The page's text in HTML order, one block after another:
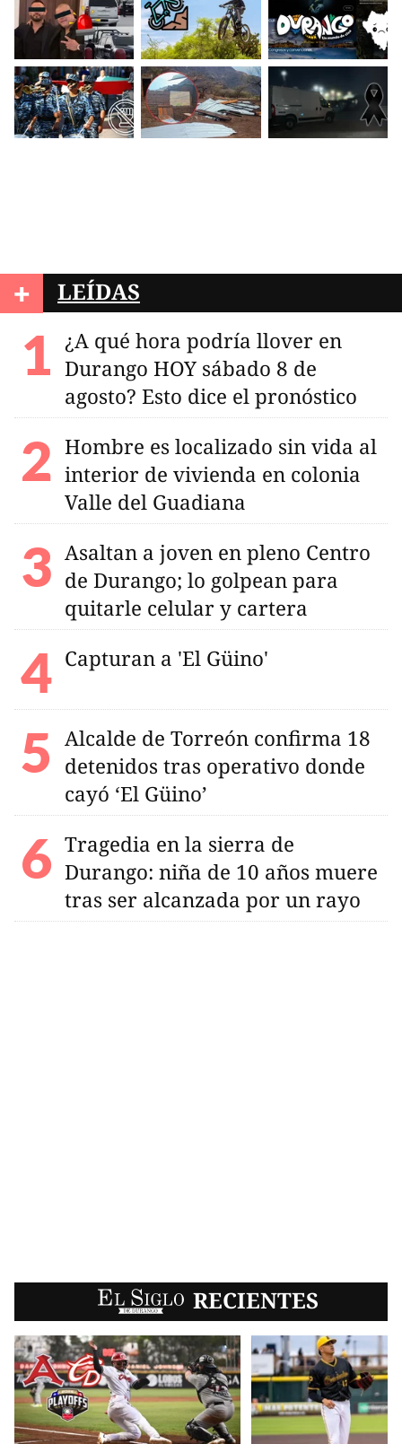
+ LEÍDAS
¿A qué hora podría llover en
Durango HOY sábado 8 de
agosto? Esto dice el pronóstico
Hombre es localizado sin vida al
interior de vivienda en colonia
Valle del Guadiana
Asaltan a joven en pleno Centro
de Durango; lo golpean para
quitarle celular y cartera
Capturan a 'El Güino'
Alcalde de Torreón confirma 18
detenidos tras operativo donde
cayó ‘El Güino’
Tragedia en la sierra de
Durango: niña de 10 años muere
tras ser alcanzada por un rayo
EL SIGLO RECIENTES